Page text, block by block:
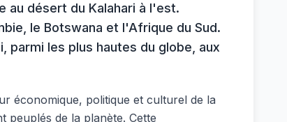
au désert du Kalahari à l'est.
le Botswana et l'Afrique du Sud.
les plus hautes du globe, aux
économique, politique et culturel de la
peuplés de la planète. Cette